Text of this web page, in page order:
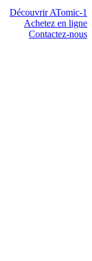
Découvrir ATomic-1
Achetez en ligne
Contactez-nous